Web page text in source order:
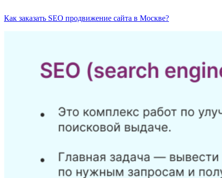
Как заказать SEO продвижение сайта в Москве?